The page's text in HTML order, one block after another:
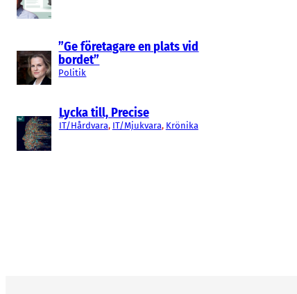
”Ge företagare en plats vid
bordet”
Politik
Lycka till, Precise
IT/Hårdvara, IT/Mjukvara, Krönika